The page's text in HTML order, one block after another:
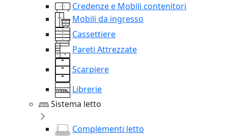
Credenze e Mobili contenitori
Mobili da ingresso
Cassettiere
Pareti Attrezzate
Scarpiere
Librerie
Sistema letto
Complementi letto